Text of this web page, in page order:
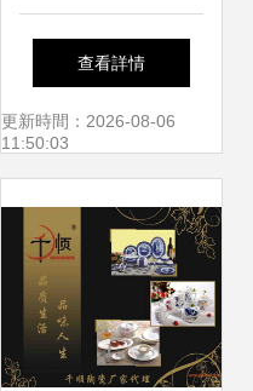
食品廠違規操作背
后的民生之痛
查看詳情
更新時間：2026-08-06
11:50:03